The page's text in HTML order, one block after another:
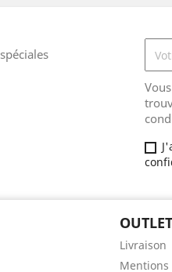
Livraison
Mentions